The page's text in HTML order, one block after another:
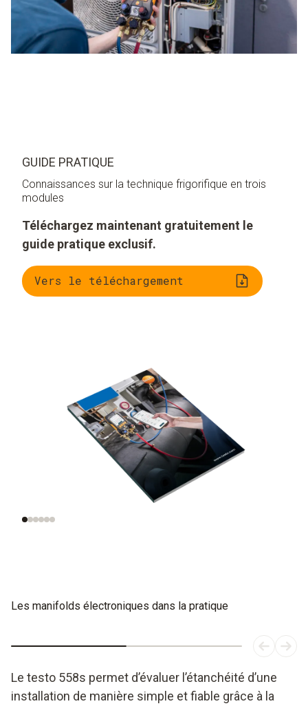
GUIDE PRATIQUE
Connaissances sur la technique frigorifique en trois
modules
Téléchargez maintenant gratuitement le
guide pratique exclusif.
Vers le téléchargement
Comprendre les
Evaluer les fluides
frigorigènes
Les manifolds électroniques dans la pratique
Le testo 558s permet d’évaluer l’étanchéité d’une
installation de manière simple et fiable grâce à la